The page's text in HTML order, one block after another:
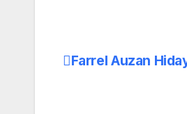
Post
Farrel Auzan